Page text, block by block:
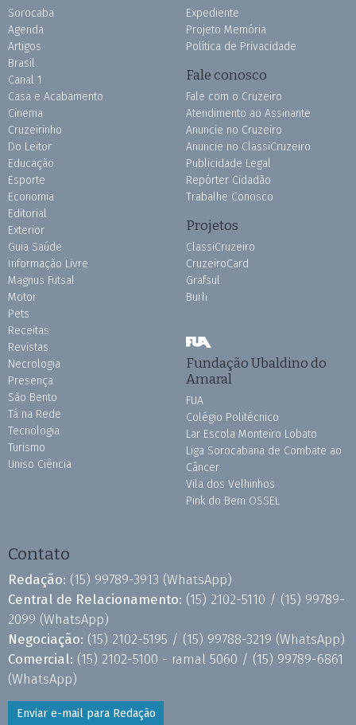
Sorocaba
Agenda
Artigos
Brasil
Canal 1
Casa e Acabamento
Cinema
Cruzeirinho
Do Leitor
Educação
Esporte
Economia
Editorial
Exterior
Guia Saúde
Informação Livre
Magnus Futsal
Motor
Pets
Receitas
Revistas
Necrologia
Presença
São Bento
Tá na Rede
Tecnologia
Turismo
Uniso Ciência
Expediente
Projeto Memória
Política de Privacidade
Fale conosco
Fale com o Cruzeiro
Atendimento ao Assinante
Anuncie no Cruzeiro
Anuncie no ClassiCruzeiro
Publicidade Legal
Repórter Cidadão
Trabalhe Conosco
Projetos
ClassiCruzeiro
CruzeiroCard
Grafsul
Burh
Fundação Ubaldino do
Amaral
FUA
Colégio Politécnico
Lar Escola Monteiro Lobato
Liga Sorocabana de Combate ao
Câncer
Vila dos Velhinhos
Pink do Bem OSSEL
Contato
Redação: (15) 99789-3913 (WhatsApp)
Central de Relacionamento: (15) 2102-5110 / (15) 99789-
2099 (WhatsApp)
Negociação: (15) 2102-5195 / (15) 99788-3219 (WhatsApp)
Comercial: (15) 2102-5100 - ramal 5060 / (15) 99789-6861
(WhatsApp)
Enviar e-mail para Redação